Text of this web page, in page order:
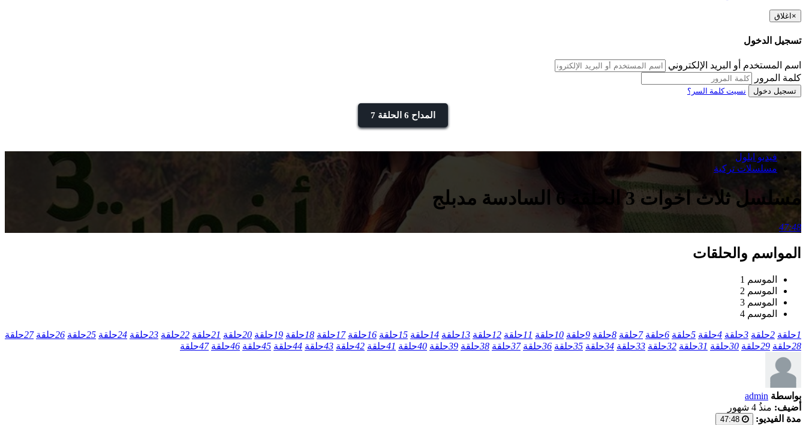
× اغلاق
تسجيل الدخول
اسم المستخدم أو البريد الإلكتروني
كلمة المرور
تسجيل دخول نسيت كلمة السر؟
المداح 6 الحلقة 7
فيديو ايلول
مسلسلات تركية
مسلسل ثلاث اخوات 3 الحلقة 6 السادسة مدبلج
47:48
المواسم والحلقات
الموسم 1
الموسم 2
الموسم 3
الموسم 4
1حلقة 2حلقة 3حلقة 4حلقة 5حلقة 6حلقة 7حلقة 8حلقة 9حلقة 10حلقة 11حلقة 12حلقة 13حلقة 14حلقة 15حلقة 16حلقة 17حلقة 18حلقة 19حلقة 20حلقة 21حلقة 22حلقة 23حلقة 24حلقة 25حلقة 26حلقة 27حلقة
28حلقة 29حلقة 30حلقة 31حلقة 32حلقة 33حلقة 34حلقة 35حلقة 36حلقة 37حلقة 38حلقة 39حلقة 40حلقة 41حلقة 42حلقة 43حلقة 44حلقة 45حلقة 46حلقة 47حلقة
بواسطة admin
أضيف: منذُ 4 شهور
مدة الفيديو: